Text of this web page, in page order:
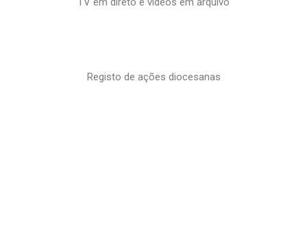
Registo de ações diocesanas